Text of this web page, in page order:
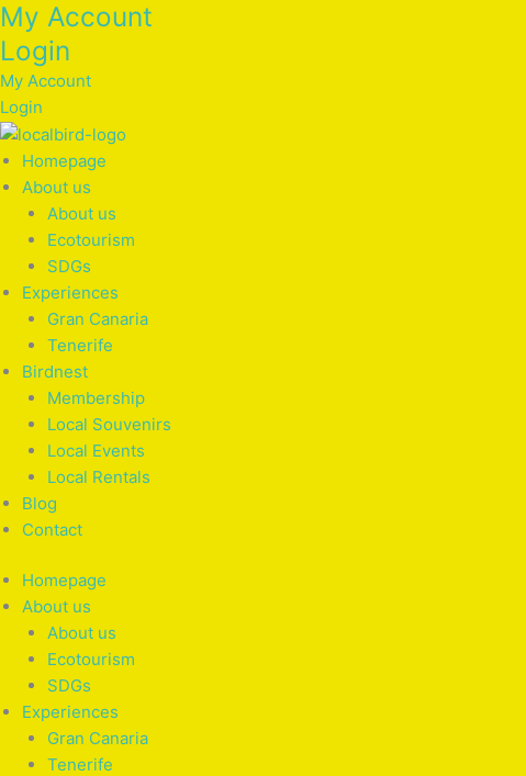
Skip
to
content
My Account
Login
My Account
Login
Homepage
About us
About us
Ecotourism
SDGs
Experiences
Gran Canaria
Tenerife
Birdnest
Membership
Local Souvenirs
Local Events
Local Rentals
Blog
Contact
Homepage
About us
About us
Ecotourism
SDGs
Experiences
Gran Canaria
Tenerife